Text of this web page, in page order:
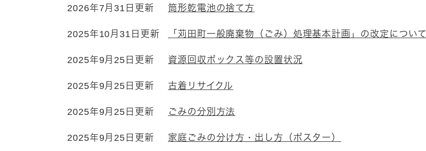
2026年7月31日更新 筒形乾電池の捨て方
2025年10月31日更新 「苅田町一般廃棄物（ごみ）処理基本計画」の改定について
2025年9月25日更新 資源回収ボックス等の設置状況
2025年9月25日更新 古着リサイクル
2025年9月25日更新 ごみの分別方法
2025年9月25日更新 家庭ごみの分け方・出し方（ポスター）